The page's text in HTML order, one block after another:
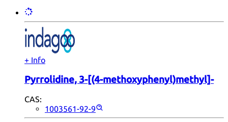
+ Info
Pyrrolidine, 3-[(4-methoxyphenyl)methyl]-
CAS:
1003561-92-9